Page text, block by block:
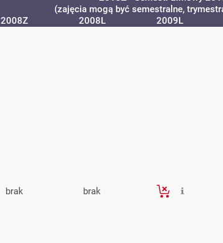
(zajęcia mogą być semestralne,
2008Z 2008L 2009L
brak brak